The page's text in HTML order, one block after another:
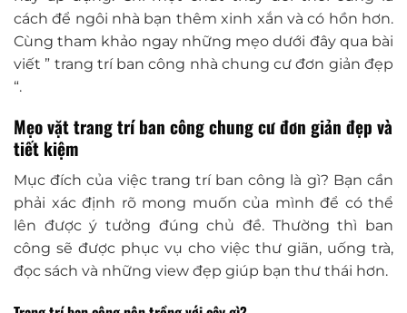
cách để ngôi nhà bạn thêm xinh xắn và có hồn hơn.
Cùng tham khảo ngay những mẹo dưới đây qua bài
viết ” trang trí ban công nhà chung cư đơn giản đẹp
“.
Mẹo vặt trang trí ban công chung cư đơn giản đẹp và
tiết kiệm
Mục đích của việc trang trí ban công là gì? Bạn cần
phải xác định rõ mong muốn của mình để có thể
lên được ý tưởng đúng chủ đề. Thường thì ban
công sẽ được phục vụ cho việc thư giãn, uống trà,
đọc sách và những view đẹp giúp bạn thư thái hơn.